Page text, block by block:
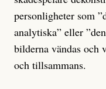
personligheter som
analytiska” eller
bilderna vändas och
och tillsammans.